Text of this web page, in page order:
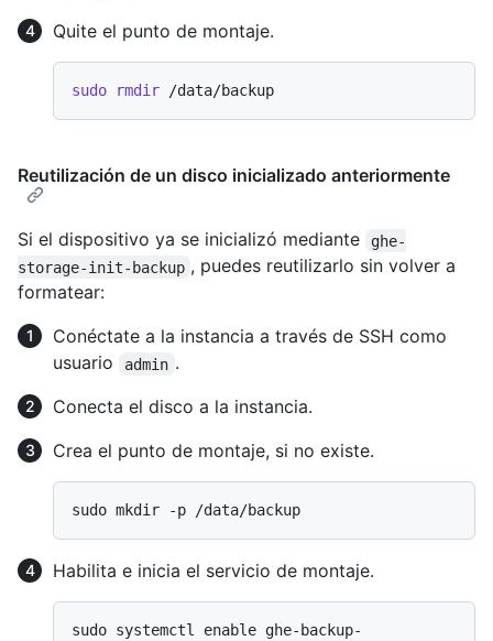
Quite el punto de montaje.
sudo rmdir
Reutilización de un disco inicializado anteriormente
Si el dispositivo ya se inicializó mediante
ghe-
storage-init-backup , puedes reutilizarlo sin volver a
formatear:
Conéctate a la instancia a través de SSH como
usuario
admin .
Conecta el disco a la instancia.
Crea el punto de montaje, si no existe.
Habilita e inicia el servicio de montaje.
sudo systemctl enable ghe-backup-